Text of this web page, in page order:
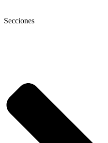
Secciones